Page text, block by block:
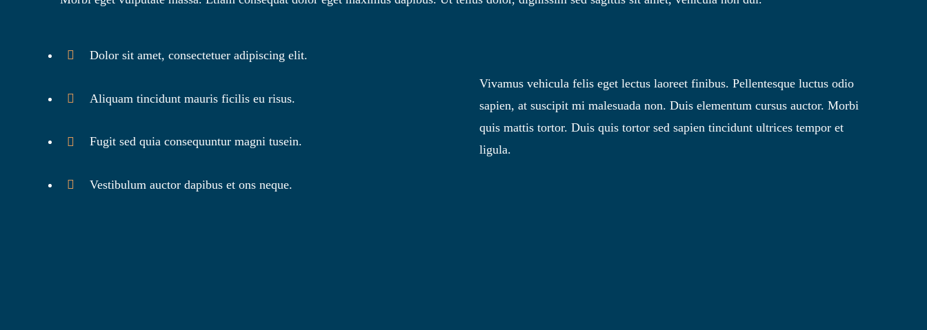
Dolor sit amet, consectetuer adipiscing elit.
Aliquam tincidunt mauris ficilis eu risus.
Fugit sed quia consequuntur magni tusein.
Vestibulum auctor dapibus et ons neque.
Vivamus vehicula felis eget lectus laoreet finibus. Pellentesque luctus odio
sapien, at suscipit mi malesuada non. Duis elementum cursus auctor. Morbi
quis mattis tortor. Duis quis tortor sed sapien tincidunt ultrices tempor et
ligula.